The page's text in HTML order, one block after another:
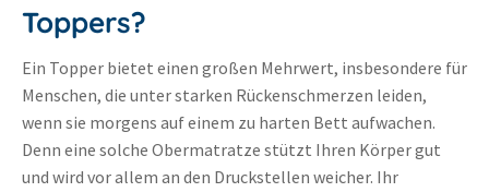
Toppers?
Ein Topper bietet einen großen Mehrwert, insbesondere für
Menschen, die unter starken Rückenschmerzen leiden,
wenn sie morgens auf einem zu harten Bett aufwachen.
Denn eine solche Obermatratze stützt Ihren Körper gut
und wird vor allem an den Druckstellen weicher. Ihr